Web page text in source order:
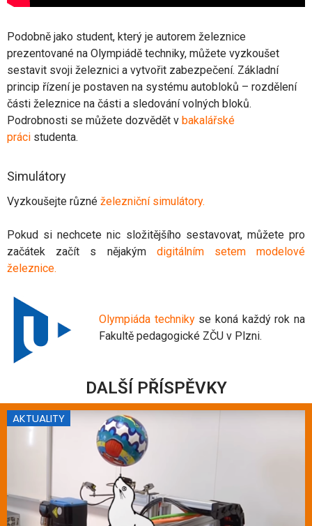
Podobně jako student, který je autorem železnice
prezentované na Olympiádě techniky, můžete vyzkoušet
sestavit svoji železnici a vytvořit zabezpečení. Základní
princip řízení je postaven na systému autobloků – rozdělení
části železnice na části a sledování volných bloků.
Podrobnosti se můžete dozvědět v bakalářské
práci studenta.
Simulátory
Vyzkoušejte různé železniční simulátory.
Pokud si nechcete nic složitějšího sestavovat, můžete pro
začátek začít s nějakým digitálním setem modelové
železnice.
Olympiáda technikyse koná každý rok na
Fakultě pedagogické ZČU v Plzni.
DALŠÍ PŘÍSPĚVKY
AKTUALITY